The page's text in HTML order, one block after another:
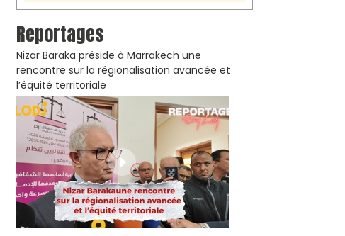
Reportages
Nizar Baraka préside à Marrakech une
rencontre sur la régionalisation avancée et
l’équité territoriale